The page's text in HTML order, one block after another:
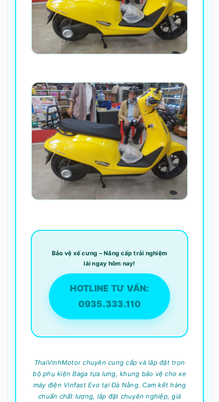
Bảo vệ xế cưng – Nâng cấp trải nghiệm
lái ngay hôm nay!
HOTLINE TƯ VẤN:
0935.333.110
ThaiVinhMotor chuyên cung cấp và lắp đặt trọn
bộ phụ kiện Baga tựa lưng, khung bảo vệ cho xe
máy điện Vinfast Evo tại Đà Nẵng. Cam kết hàng
chuẩn chất lượng, lắp đặt chuyên nghiệp, giá